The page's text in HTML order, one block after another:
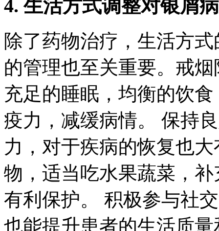
4. 生活方式调整对银屑
除了药物治疗，生活方
的管理也至关重要。戒
充足的睡眠，均衡的饮
疫力，减缓病情。 保持
力，对于疾病的恢复也
物，适当吃水果蔬菜，
有利保护。 积极参与社
也能提升患者的生活质